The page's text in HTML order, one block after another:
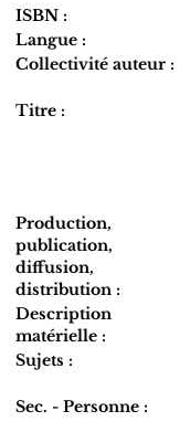
ISBN :
Langue :
Collectivité auteur :
Titre :
Production,
publication,
diffusion,
distribution :
Description
matérielle :
Sujets :
Sec. - Personne :